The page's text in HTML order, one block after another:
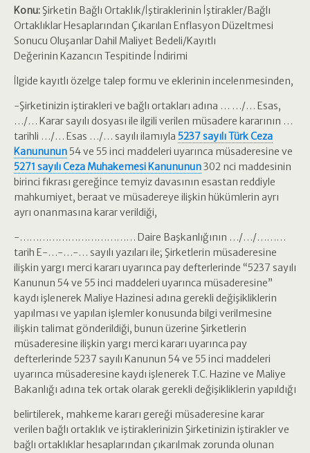
Konu: Şirketin Bağlı Ortaklık/İştiraklerinin İştirakler/Bağlı
Ortaklıklar Hesaplarından Çıkarılan Enflasyon Düzeltmesi
Sonucu Oluşanlar Dahil Maliyet Bedeli/Kayıtlı
Değerinin Kazancın Tespitinde İndirimi
İlgide kayıtlı özelge talep formu ve eklerinin incelenmesinden,
-Şirketinizin iştirakleri ve bağlı ortakları adına … …/… Esas,
…/… Karar sayılı dosyası ile ilgili verilen müsadere kararının …
tarihli …/… Esas …/… sayılı ilamıyla 5237 sayılı Türk Ceza
Kanununun 54 ve 55 inci maddeleri uyarınca müsaderesine ve
5271 sayılı Ceza Muhakemesi Kanununun302 nci maddesinin
birinci fıkrası gereğince temyiz davasının esastan reddiyle
mahkumiyet, beraat ve müsadereye ilişkin hükümlerin ayrı
ayrı onanmasına karar verildiği,
-……………………………… Daire Başkanlığının …/…/………
tarih E-…-…-… sayılı yazıları ile; Şirketlerin müsaderesine
ilişkin yargı merci kararı uyarınca pay defterlerinde “5237 sayılı
Kanunun 54 ve 55 inci maddeleri uyarınca müsaderesine”
kaydı işlenerek Maliye Hazinesi adına gerekli değişikliklerin
yapılması ve yapılan işlemler konusunda bilgi verilmesine
ilişkin talimat gönderildiği, bunun üzerine Şirketlerin
müsaderesine ilişkin yargı merci kararı uyarınca pay
defterlerinde 5237 sayılı Kanunun 54 ve 55 inci maddeleri
uyarınca müsaderesine kaydı işlenerek T.C. Hazine ve Maliye
Bakanlığı adına tek ortak olarak gerekli değişikliklerin yapıldığı
belirtilerek, mahkeme kararı gereği müsaderesine karar
verilen bağlı ortaklık ve iştiraklerinizin Şirketinizin iştirakler ve
bağlı ortaklıklar hesaplarından çıkarılmak zorunda olunan